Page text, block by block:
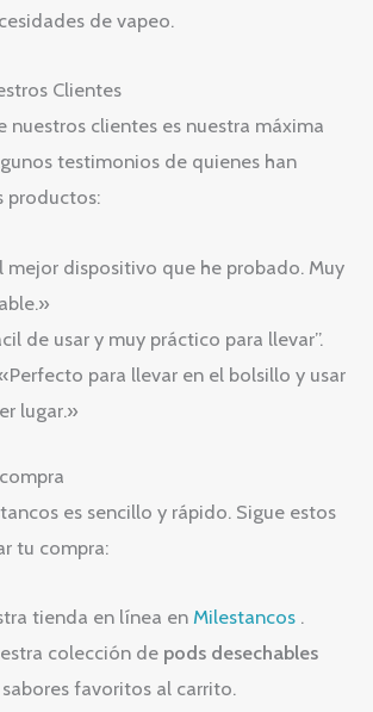
de vapeo.
Clientes
nuestros clientes es nuestra máxima
testimonios de quienes han
productos:
mejor dispositivo que he probado. Muy
de usar y muy práctico para llevar”.
para llevar en el bolsillo y usar
lugar.»
es sencillo y rápido. Sigue estos
tu compra:
tienda en línea enMilestancos .
colección de pods desechables
favoritos al carrito.